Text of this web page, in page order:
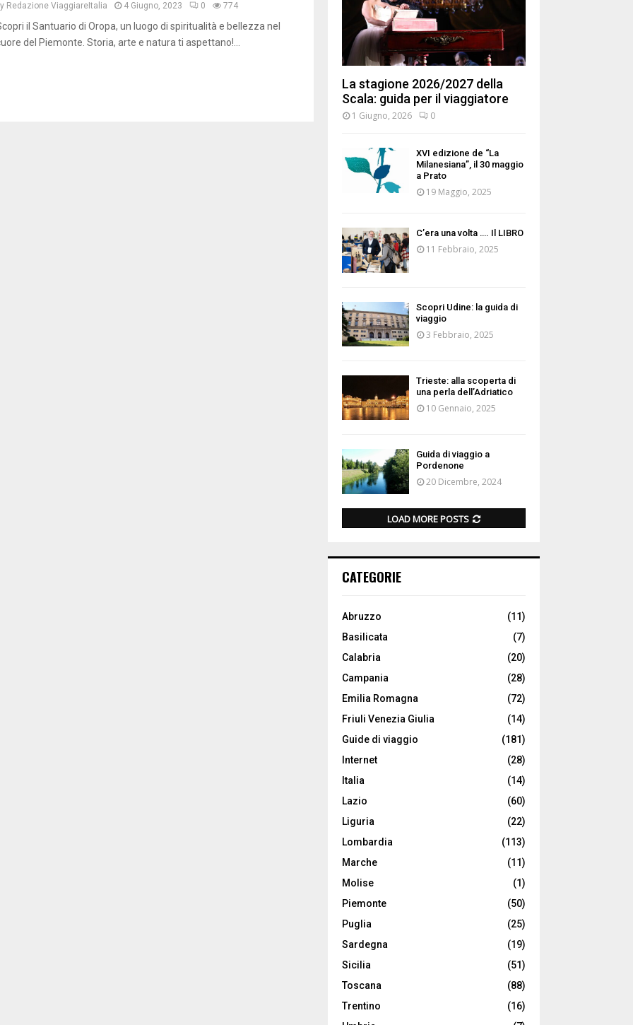
Redazione ViaggiareItalia 4 Giugno, 2023 0 774
il Santuario di Oropa, un luogo di spiritualità e bellezza nel
del Piemonte. Storia, arte e natura ti aspettano!...
La stagione 2026/2027 della
Scala: guida per il viaggiatore
1 Giugno, 2026 0
XVI edizione de “La
Milanesiana”, il 30 maggio
a Prato
19 Maggio, 2025
C’era una volta …. Il LIBRO
11 Febbraio, 2025
Scopri Udine: la guida di
viaggio
3 Febbraio, 2025
Trieste: alla scoperta di
una perla dell’Adriatico
10 Gennaio, 2025
Guida di viaggio a
Pordenone
20 Dicembre, 2024
LOAD MORE POSTS
CATEGORIE
Abruzzo
(11)
Basilicata
(7)
Calabria
(20)
Campania
(28)
Emilia Romagna
(72)
Friuli Venezia Giulia
(14)
Guide di viaggio
(181)
Internet
(28)
Italia
(14)
Lazio
(60)
Liguria
(22)
Lombardia
(113)
Marche
(11)
Molise
(1)
Piemonte
(50)
Puglia
(25)
Sardegna
(19)
Sicilia
(51)
Toscana
(88)
Trentino
(16)